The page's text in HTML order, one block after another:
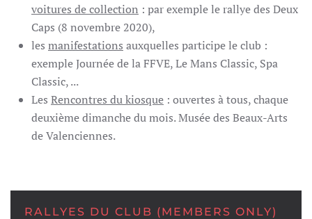
voitures de collection : par exemple le rallye des Deux
Caps (8 novembre 2020),
les manifestations auxquelles participe le club :
exemple Journée de la FFVE, Le Mans Classic, Spa
Classic, ...
Les Rencontres du kiosque : ouvertes à tous, chaque
deuxième dimanche du mois. Musée des Beaux-Arts
de Valenciennes.
RALLYES DU CLUB (MEMBERS ONLY)